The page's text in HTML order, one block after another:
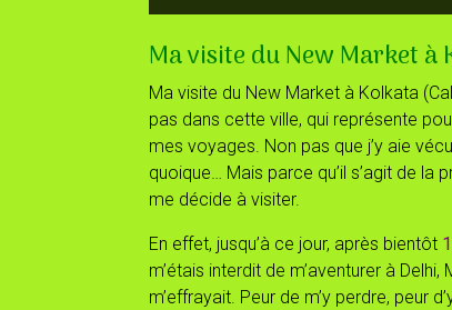
Ma visite du New Market à
Ma visite du New Market à Kolkata
pas dans cette ville, qui représente
mes voyages. Non pas que j’y aie
quoique… Mais parce qu’il s’agit de la
me décide à visiter.
En effet, jusqu’à ce jour, après bientôt
m’étais interdit de m’aventurer à
m’effrayait. Peur de m’y perdre, peur